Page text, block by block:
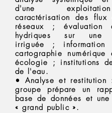
d'une
caractérisation des flux
réseaux ; évaluation
hydriques sur une
irriguée ; information
cartographie numérique
écologie ; institutions
de l'eau.
• Analyse et restitution
groupe prépare un
base de données et une
« grand public ».